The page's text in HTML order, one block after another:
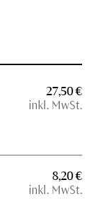
27,50 €
inkl. MwSt.
8,20 €
inkl. MwSt.